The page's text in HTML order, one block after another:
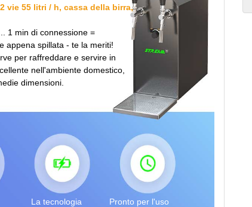
vie 55 litri / h, cassa della birra,
1 min di connessione =
appena spillata - te la meriti!
per raffreddare e servire in
nell'ambiente domestico,
dimensioni.
La tecnologia
Pronto per l'uso